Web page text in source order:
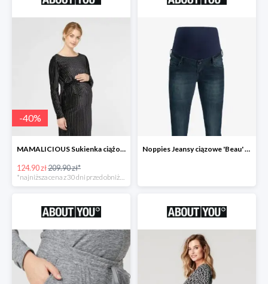
-40%
MAMALICIOUS Sukienka ciążowa -40%
124.90 zł209.90 zł*
*najniższa cena z 30 dni przed obniżką
Noppies Jeansy ciązowe 'Beau' -51%